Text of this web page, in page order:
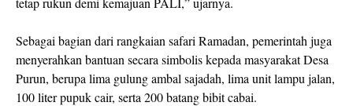
Sebagai bagian dari rangkaian safari Ramadan, pemerintah juga
menyerahkan bantuan secara simbolis kepada masyarakat Desa
Purun, berupa lima gulung ambal sajadah, lima unit lampu jalan,
100 liter pupuk cair, serta 200 batang bibit cabai.